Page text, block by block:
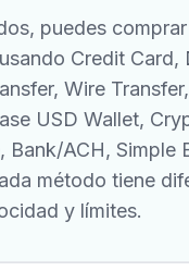
puedes comprar
Credit Card,
Wire
USD Wallet,
Bank/ACH, Simple
método tiene
y límites.